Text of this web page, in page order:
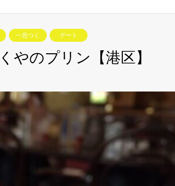
一息つく デート
やのプリン【港区】